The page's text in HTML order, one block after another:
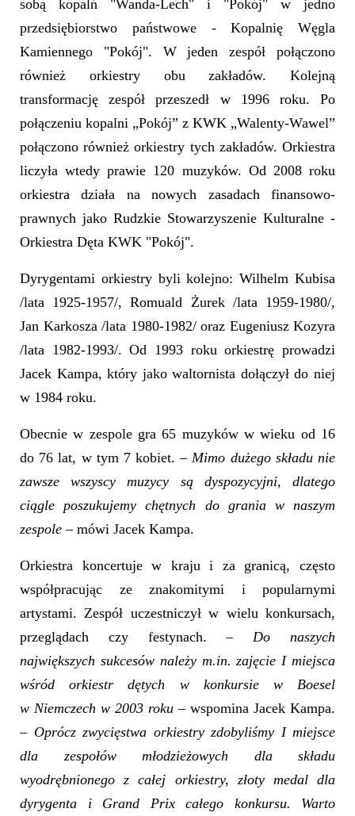
sobą kopalń "Wanda-Lech" i "Pokój" w jedno
przedsiębiorstwo państwowe - Kopalnię Węgla
Kamiennego "Pokój". W jeden zespół połączono
również orkiestry obu zakładów. Kolejną
transformację zespół przeszedł w 1996 roku. Po
połączeniu kopalni „Pokój” z KWK „Walenty-Wawel”
połączono również orkiestry tych zakładów. Orkiestra
liczyła wtedy prawie 120 muzyków. Od 2008 roku
orkiestra działa na nowych zasadach finansowo-
prawnych jako Rudzkie Stowarzyszenie Kulturalne -
Orkiestra Dęta KWK "Pokój".
Dyrygentami orkiestry byli kolejno: Wilhelm Kubisa
/lata 1925-1957/, Romuald Żurek /lata 1959-1980/,
Jan Karkosza /lata 1980-1982/ oraz Eugeniusz Kozyra
/lata 1982-1993/. Od 1993 roku orkiestrę prowadzi
Jacek Kampa, który jako waltornista dołączył do niej
w 1984 roku.
Obecnie w zespole gra 65 muzyków w wieku od 16
do 76 lat, w tym 7 kobiet. –Mimo dużego składu nie
zawsze wszyscy muzycy są dyspozycyjni, dlatego
ciągle poszukujemy chętnych do grania w naszym
zespole– mówi Jacek Kampa.
Orkiestra koncertuje w kraju i za granicą, często
współpracując ze znakomitymi i popularnymi
artystami. Zespół uczestniczył w wielu konkursach,
przeglądach czy festynach. –Do naszych
największych sukcesów należy m.in. zajęcie I miejsca
wśród orkiestr dętych w konkursie w Boesel
w Niemczech w 2003 roku – wspomina Jacek Kampa.
– Oprócz zwycięstwa orkiestry zdobyliśmy I miejsce
dla zespołów młodzieżowych dla składu
wyodrębnionego z całej orkiestry, złoty medal dla
dyrygenta i Grand Prix całego konkursu. Warto